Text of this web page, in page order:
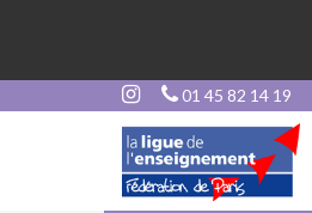
01 45 82 14 19